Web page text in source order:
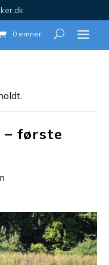
0 emner
første